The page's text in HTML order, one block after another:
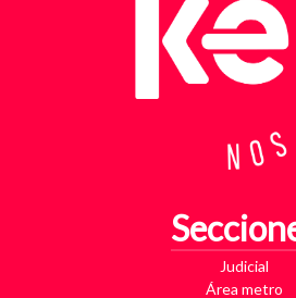
seguimiento permitió identificar
la modalidad de entrega del
posible existencia de otras
sido contactadas bajo el mismo
intimidación. Con la información
coordinó el operativo que
flagrancia. El procedimiento se
extorsión. En su poder fueron
elementos que ahora hacen
judicial, entre ellos unaJudicial
Área metro